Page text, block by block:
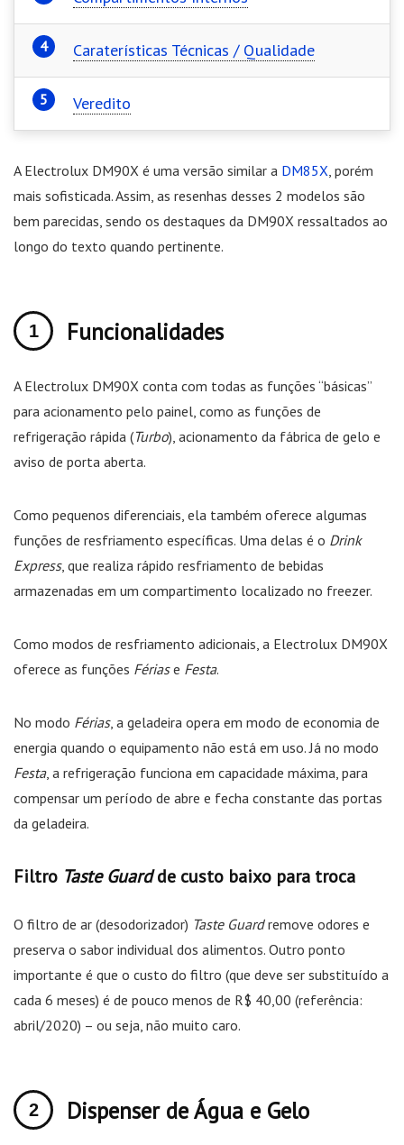
Caraterísticas Técnicas / Qualidade
Veredito
A Electrolux DM90X é uma versão similar a DM85X, porém
mais sofisticada. Assim, as resenhas desses 2 modelos são
bem parecidas, sendo os destaques da DM90X ressaltados ao
longo do texto quando pertinente.
Funcionalidades
A Electrolux DM90X conta com todas as funções “básicas”
para acionamento pelo painel, como as funções de
refrigeração rápida (Turbo), acionamento da fábrica de gelo e
aviso de porta aberta.
Como pequenos diferenciais, ela também oferece algumas
funções de resfriamento específicas. Uma delas é o Drink
Express, que realiza rápido resfriamento de bebidas
armazenadas em um compartimento localizado no freezer.
Como modos de resfriamento adicionais, a Electrolux DM90X
oferece as funções Fériase Festa.
No modo Férias, a geladeira opera em modo de economia de
energia quando o equipamento não está em uso. Já no modo
Festa, a refrigeração funciona em capacidade máxima, para
compensar um período de abre e fecha constante das portas
da geladeira.
Filtro Taste Guardde custo baixo para troca
O filtro de ar (desodorizador) Taste Guardremove odores e
preserva o sabor individual dos alimentos. Outro ponto
importante é que o custo do filtro (que deve ser substituído a
cada 6 meses) é de pouco menos de R$ 40,00 (referência:
abril/2020) – ou seja, não muito caro.
Dispenser de Água e Gelo